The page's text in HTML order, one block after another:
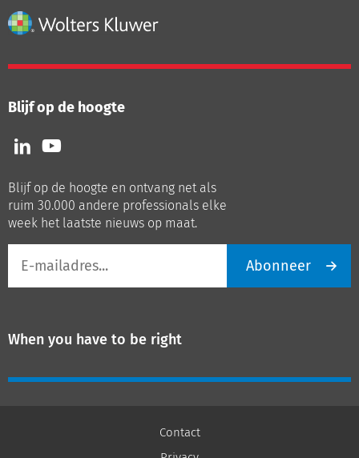
Blijf op de hoogte
Volg
ons
LinkedIn
Volg
ons
Youtube
Blijf op de hoogte en ontvang net als
ruim 30.000 andere professionals elke
week het laatste nieuws op maat.
mailadres
Abonneer
When you have to be right
Contact